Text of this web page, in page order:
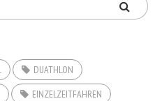
DUATHLON
EINZELZEITFAHREN